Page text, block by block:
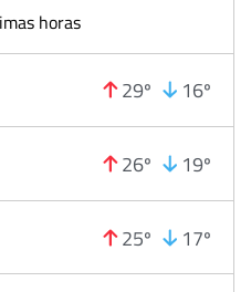
horas
29º 16º
26º 19º
25º 17º